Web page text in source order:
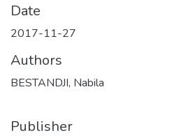
Date
2017-11-27
Authors
BESTANDJI, Nabila
Publisher